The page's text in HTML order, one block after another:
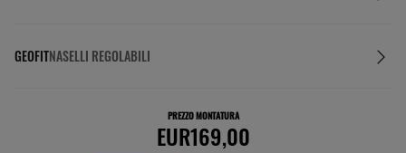
GEOFITNASELLI REGOLABILI
PREZZO MONTATURA
EUR169,00